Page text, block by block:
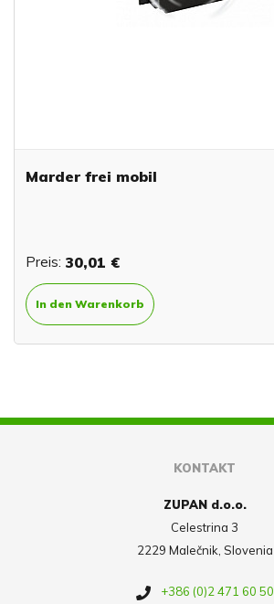
Marder frei mobil
Preis: 30,01 €
In den Warenkorb
KONTAKT
ZUPAN d.o.o.
Celestrina 3
2229 Malečnik, Slovenia
+386 (0)2 471 60 50